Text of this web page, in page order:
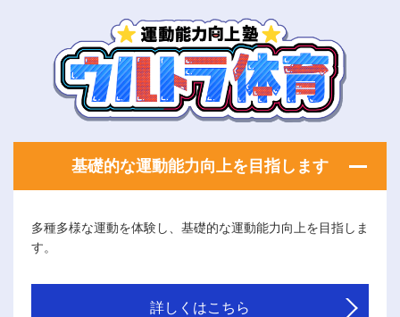
基礎的な運動能力向上を目指します
多種多様な運動を体験し、基礎的な運動能力向上を目指しま
す。
詳しくはこちら